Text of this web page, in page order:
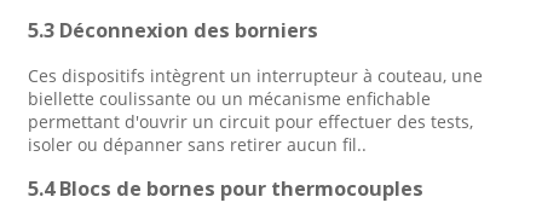
5.3 Déconnexion des borniers
Ces dispositifs intègrent un interrupteur à couteau, une
biellette coulissante ou un mécanisme enfichable
permettant d'ouvrir un circuit pour effectuer des tests,
isoler ou dépanner sans retirer aucun fil..
5.4 Blocs de bornes pour thermocouples